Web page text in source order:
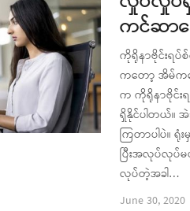
ကင်ဆာရေ
ကိုရိုနာဗိုင်းရပ်
ကတော့ အိမ်က
က ကိုရိုနာဗိုင်း
ရှိနိုင်ပါတယ်။
ကြတာပါပဲ။ ရုံ
ပြီးအလုပ်လုပ်
လုပ်တဲ့အခါ…
June 30, 2020